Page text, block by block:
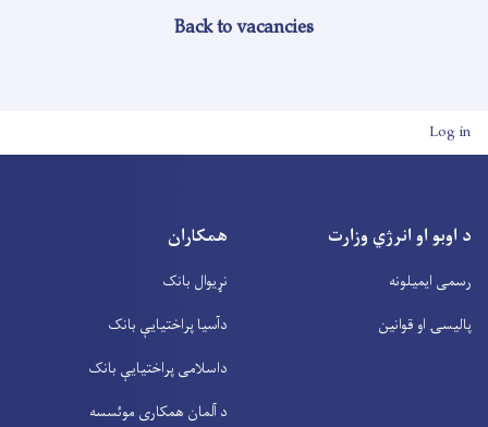
Back to vacancies
User account menu
Log in
د اوبو او انرژي وزارت
رسمی ایمیلونه
پالیسۍ او قوانین
همکاران
نړیوال بانک
دآسیا پراختیايې بانک
داسلامی پراختیايې بانک
د آلمان همکاری موئسسه